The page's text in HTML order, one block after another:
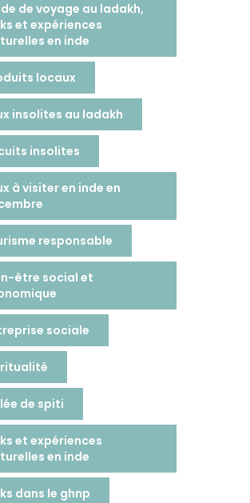
de voyage au ladakh,
et expériences
en inde
locaux
insolites au ladakh
insolites
à visiter en inde en
responsable
être social et
sociale
de spiti
et expériences
en inde
dans le ghnp